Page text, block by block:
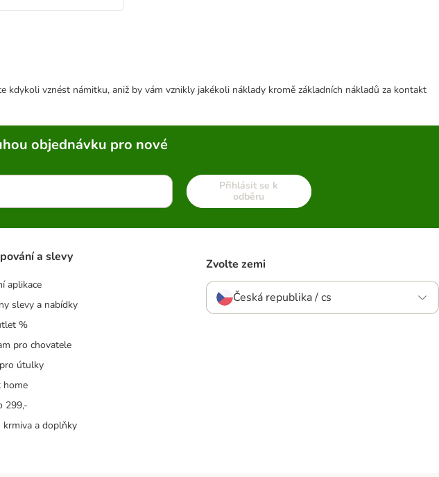
vznést námitku, aniž by vám vznikly jakékoli náklady kromě základních nákladů za kontakt
objednávku pro nové
Přihlásit se k
odběru
a slevy
aplikace
slevy a nabídky
%
pro chovatele
útulky
home
299,-
krmiva a doplňky
Zvolte zemi
Česká republika / cs